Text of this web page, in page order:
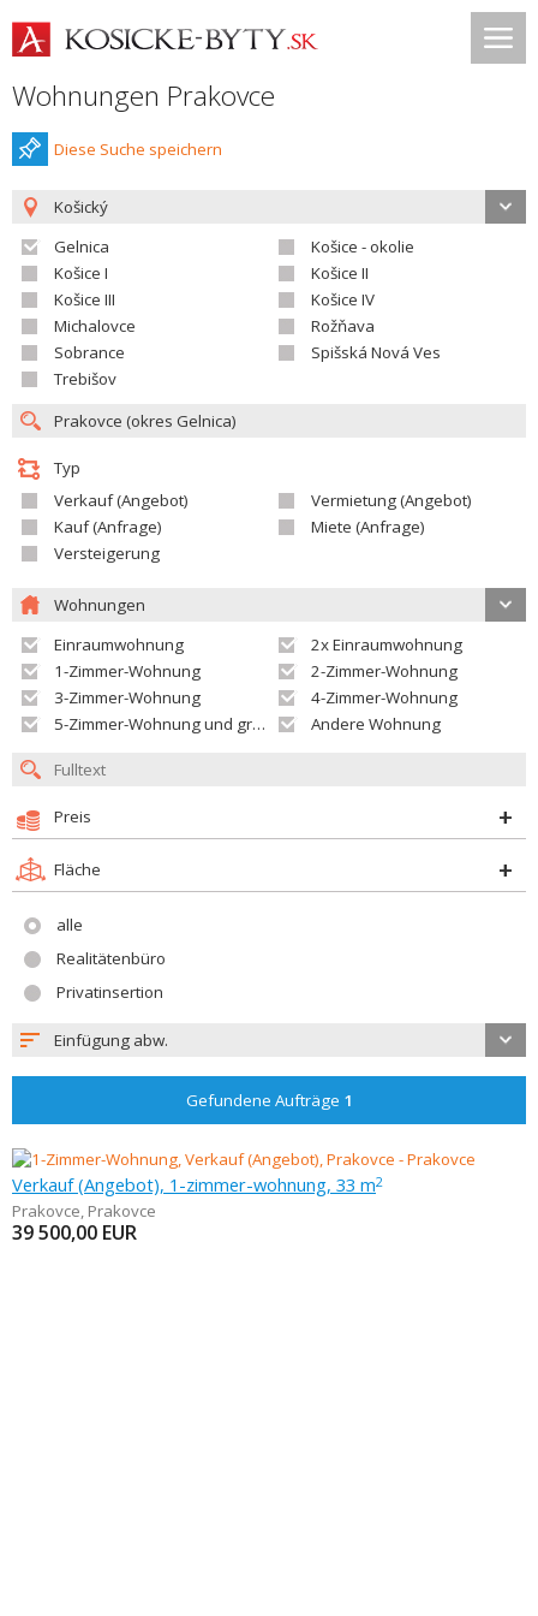
Wohnungen Prakovce
Diese Suche speichern
Košický
Gelnica
Košice - okolie
Košice I
Košice II
Košice III
Košice IV
Michalovce
Rožňava
Sobrance
Spišská Nová Ves
Trebišov
Typ
Verkauf (Angebot)
Vermietung (Angebot)
Kauf (Anfrage)
Miete (Anfrage)
Versteigerung
Wohnungen
Einraumwohnung
2x Einraumwohnung
1-Zimmer-Wohnung
2-Zimmer-Wohnung
3-Zimmer-Wohnung
4-Zimmer-Wohnung
5-Zimmer-Wohnung und größer
Andere Wohnung
Preis
Fläche
alle
Realitätenbüro
Privatinsertion
Einfügung abw.
Gefundene Aufträge 1
Verkauf (Angebot), 1-zimmer-wohnung, 33 m2
Prakovce, Prakovce
39 500,00 EUR